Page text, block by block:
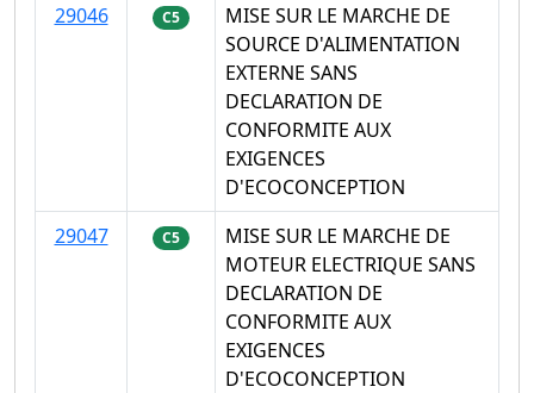
29046
C5
MISE SUR LE MARCHE DE
SOURCE D'ALIMENTATION
EXTERNE SANS
DECLARATION DE
CONFORMITE AUX
EXIGENCES
D'ECOCONCEPTION
29047
C5
MISE SUR LE MARCHE DE
MOTEUR ELECTRIQUE SANS
DECLARATION DE
CONFORMITE AUX
EXIGENCES
D'ECOCONCEPTION